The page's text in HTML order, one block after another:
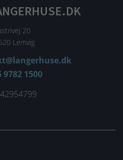
20
Lemvig
9782 1500